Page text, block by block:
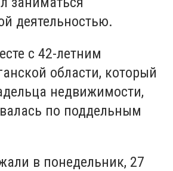
деятельностью.
с 42-летним
области, который
недвижимости,
по поддельным
в понедельник, 27